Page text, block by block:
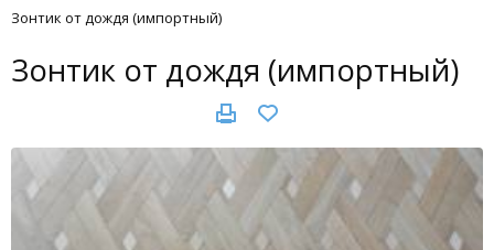
Зонтик от дождя (импортный)
Зонтик от дождя (импортный)